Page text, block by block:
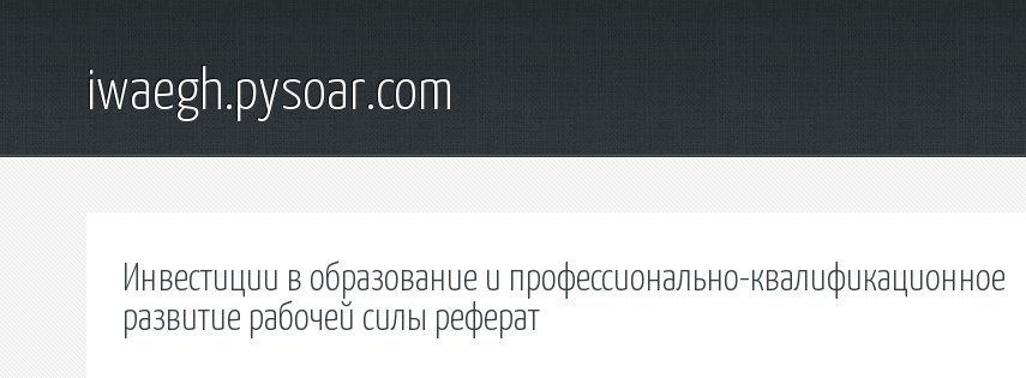
iwaegh.pysoar.com
Инвестиции в образование и профессионально-квалификационное
развитие рабочей силы реферат